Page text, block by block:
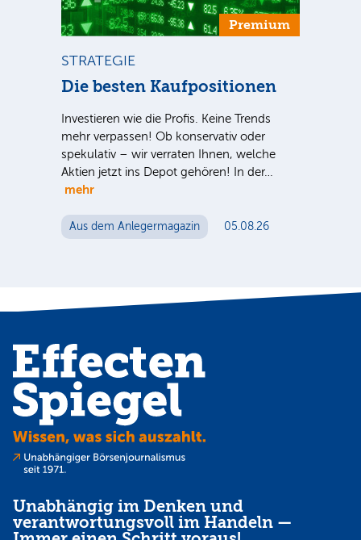
Premium
STRATEGIE
Die besten Kaufpositionen
Investieren wie die Profis. Keine Trends
mehr verpassen! Ob konservativ oder
spekulativ – wir verraten Ihnen, welche
Aktien jetzt ins Depot gehören! In der…
mehr
Aus dem Anlegermagazin 05.08.26
Unabhängig im Denken und
verantwortungsvoll im Handeln —